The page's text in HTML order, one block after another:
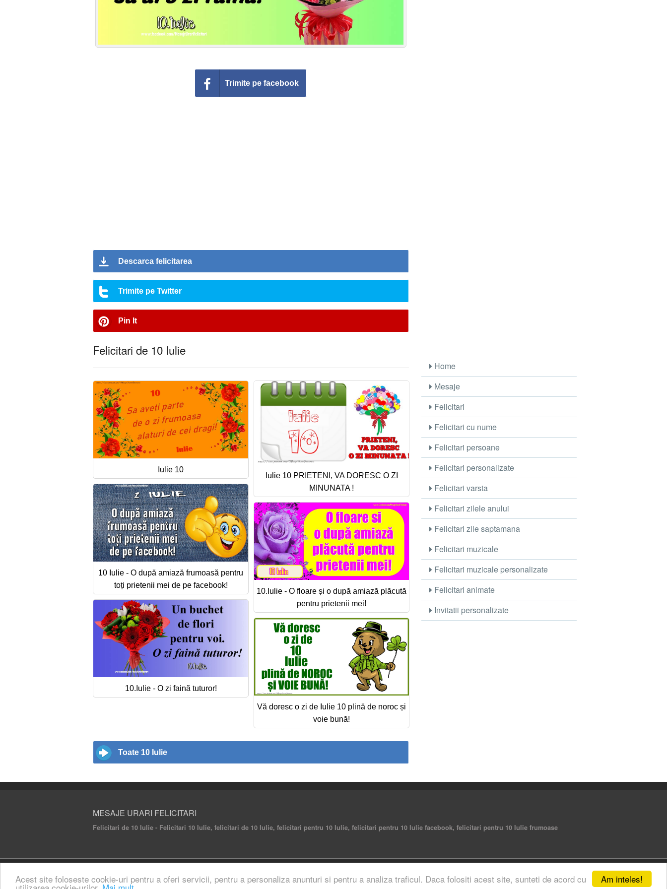
Am inteles!
Acest site foloseste cookie-uri pentru a oferi servicii, pentru a personaliza anunturi si pentru a analiza traficul. Daca folositi acest site, sunteti de acord cu
Trimite pe facebook
Descarca felicitarea
Trimite pe Twitter
Pin It
Felicitari de 10 Iulie
Iulie 10
Iulie 10 PRIETENI, VA DORESC O ZI
MINUNATA !
10 Iulie - O după amiază frumoasă pentru
toți prietenii mei de pe facebook!
10.Iulie - O floare și o după amiază plăcută
pentru prietenii mei!
10.Iulie - O zi faină tuturor!
Vă doresc o zi de Iulie 10 plină de noroc și
voie bună!
Toate 10 Iulie
Home
Mesaje
Felicitari
Felicitari cu nume
Felicitari persoane
Felicitari personalizate
Felicitari varsta
Felicitari zilele anului
Felicitari zile saptamana
Felicitari muzicale
Felicitari muzicale personalizate
Felicitari animate
Invitatii personalizate
MESAJE URARI FELICITARI
Felicitari de 10 Iulie - Felicitari 10 Iulie, felicitari de 10 Iulie, felicitari pentru 10 Iulie, felicitari pentru 10 Iulie facebook, felicitari pentru 10 Iulie frumoase